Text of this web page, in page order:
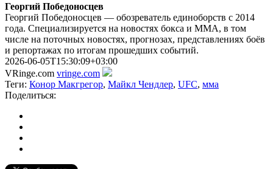
Георгий Победоносцев
Георгий Победоносцев — обозреватель единоборств с 2014
года. Специализируется на новостях бокса и ММА, в том
числе на поточных новостях, прогнозах, представлениях боёв
и репортажах по итогам прошедших событий.
2026-06-05T15:30:09+03:00
VRinge.com vringe.com
Теги: Конор Макгрегор, Майкл Чендлер, UFC, мма
Поделиться: